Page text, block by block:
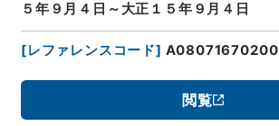
５年９月４日～大正１５年９月４日
[レファレンスコード] A08071670200
閲覧